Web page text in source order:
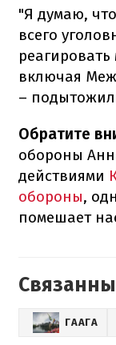
"Я думаю,
всего
включая
– подытожил
Обратите
обороны
действиями
обороны,
помешает
ГААГА